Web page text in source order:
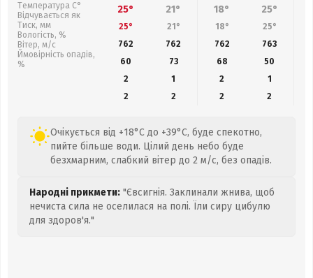
Температура С°
Відчувається як
Тиск, мм
Вологість, %
Вітер, м/с
Ймовірність опадів,
%
25° 21° 18° 25°
25° 21° 18° 25°
762
762 762 763
60
73 68 50
2
1 2
1
2
2 2 2
Очікується від +18°C до +39°C, буде спекотно,
пийте більше води. Цілий день небо буде
безхмарним, слабкий вітер до 2 м/с, без опадів.
Народні прикмети: "Євсигнія. Заклинали жнива, щоб
нечиста сила не оселилася на полі. Їли сиру цибулю
для здоров'я."